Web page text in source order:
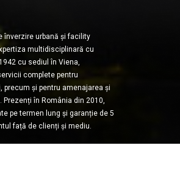
înverzire urbană și facility
multidisciplinară cu
cu sediul în Viena,
complete pentru
precum și pentru amenajarea și
în România din 2010,
pe termen lung și garanție de 5
față de clienți și mediu.